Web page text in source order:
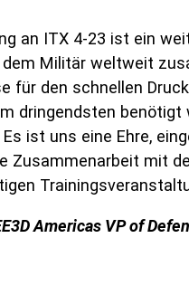
an ITX 4-23 ist ein
Militär weltweit
für den schnellen
dringendsten benötigt
ist uns eine Ehre,
Zusammenarbeit mit
Americas VP of